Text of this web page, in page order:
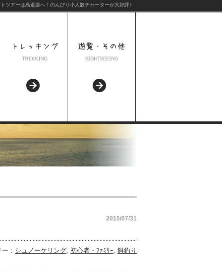
ツアーは島道楽へ！のんびり小人数チャーターが大好評♪
2015/07/31
： シュノーケリング, 初心者・ﾌｧﾐﾘｰ, 餌釣り